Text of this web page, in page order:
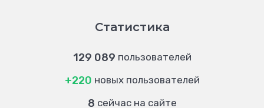
Статистика
129 089 пользователей
+220 новых пользователей
8 сейчас на сайте